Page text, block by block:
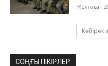
Желтоқсан
Көбірек
СОҢҒЫ ПІКІРЛЕР